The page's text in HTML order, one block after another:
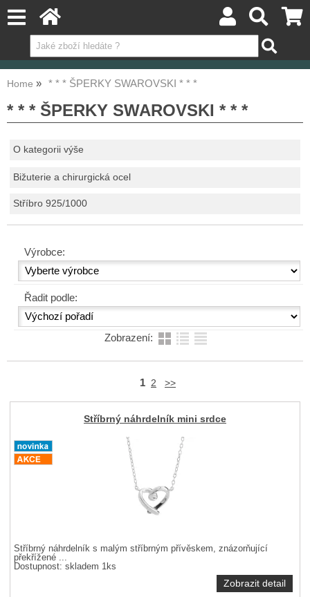
Home * * * ŠPERKY SWAROVSKI * * *
* * * ŠPERKY SWAROVSKI * * *
O kategorii výše
Bižuterie a chirurgická ocel
Stříbro 925/1000
Výrobce:
Řadit podle:
Zobrazení:
1 2 >>
Stříbrný náhrdelník mini srdce
Stříbrný náhrdelník s malým stříbrným přívěskem, znázorňující
překřížené ...
Dostupnost:skladem 1ks
Zobrazit detail